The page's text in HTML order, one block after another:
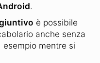
.
è possibile
anche senza
mentre si